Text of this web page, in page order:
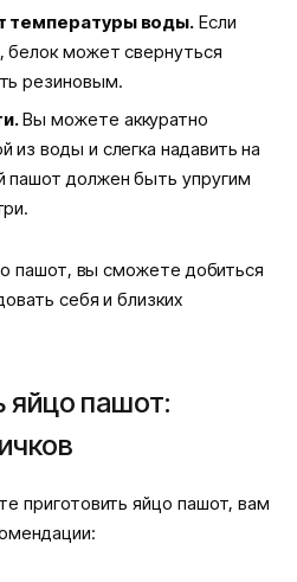
температуры воды. Если
белок может свернуться
резиновым.
Вы можете аккуратно
из воды и слегка надавить на
пашот должен быть упругим
пашот, вы сможете добиться
себя и близких
яйцо пашот:
приготовить яйцо пашот, вам